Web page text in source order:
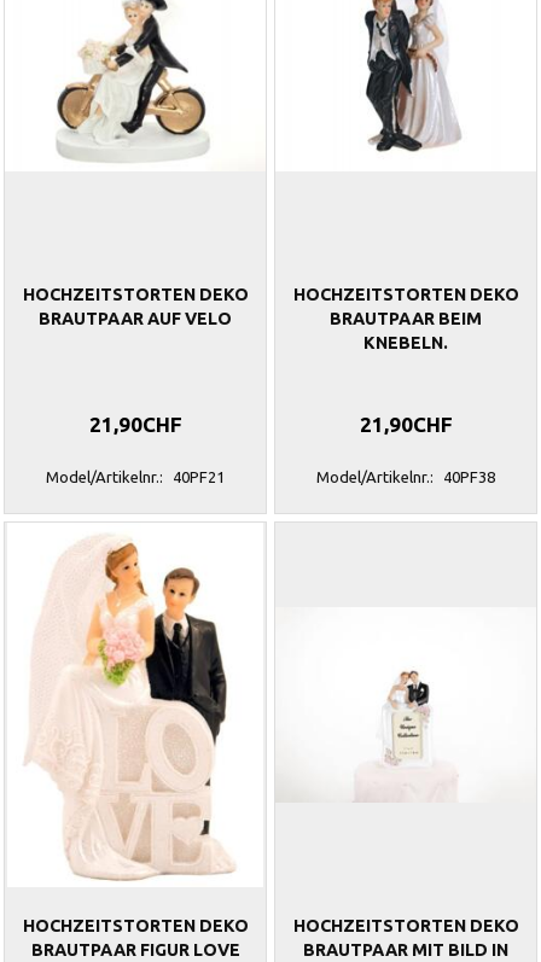
HOCHZEITSTORTEN DEKO
BRAUTPAAR AUF VELO
21,90CHF
Model/Artikelnr.: 40PF21
HOCHZEITSTORTEN DEKO
BRAUTPAAR BEIM
KNEBELN.
21,90CHF
Model/Artikelnr.: 40PF38
HOCHZEITSTORTEN DEKO
BRAUTPAAR FIGUR LOVE
HOCHZEITSTORTEN DEKO
BRAUTPAAR MIT BILD IN